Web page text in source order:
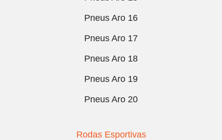
Pneus Aro 16
Pneus Aro 17
Pneus Aro 18
Pneus Aro 19
Pneus Aro 20
Rodas Esportivas